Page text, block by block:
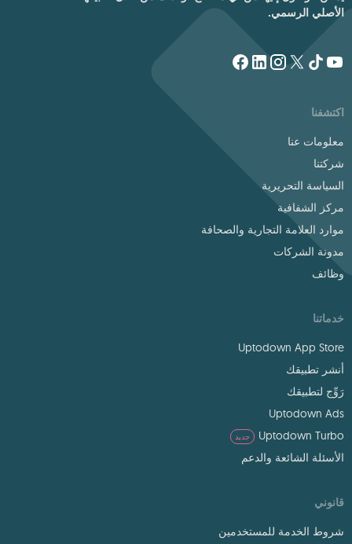
الأصلي الرسمي.
اكتشفنا
معلومات عنا
شركتنا
السياسة التحريرية
مركز الشفافية
موارد العلامة التجارية والصحافة
مدونة الشركات
وظائف
خدماتنا
Uptodown App Store
أنشر تطبيقك
رَوِّج لتطبيقك
Uptodown Ads
Uptodown Turbo
جديد
الأسئلة الشائعة والدعم
قانوني
شروط الخدمة للمستخدمين